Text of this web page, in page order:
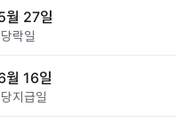
27일
락일
16일
지급일